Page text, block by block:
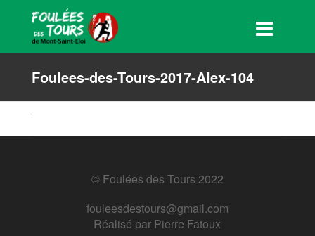
Foulees-des-Tours-2017-Alex-104
© Foulées des Tours 2022
fouleesdestours@gmail.com
Réalisé par Pierre Fatoux